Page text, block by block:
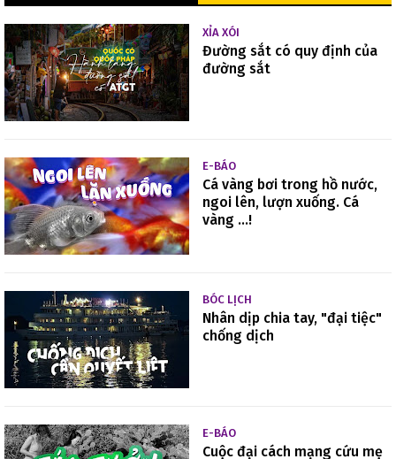
XỈA XÓI
Đường sắt có quy định của
đường sắt
E-BÁO
Cá vàng bơi trong hồ nước,
ngoi lên, lượn xuống. Cá
vàng ...!
BÓC LỊCH
Nhân dịp chia tay, "đại tiệc"
chống dịch
E-BÁO
Cuộc đại cách mạng cứu mẹ